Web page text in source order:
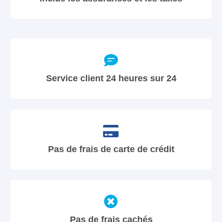
Service client 24 heures sur 24
Pas de frais de carte de crédit
Pas de frais cachés